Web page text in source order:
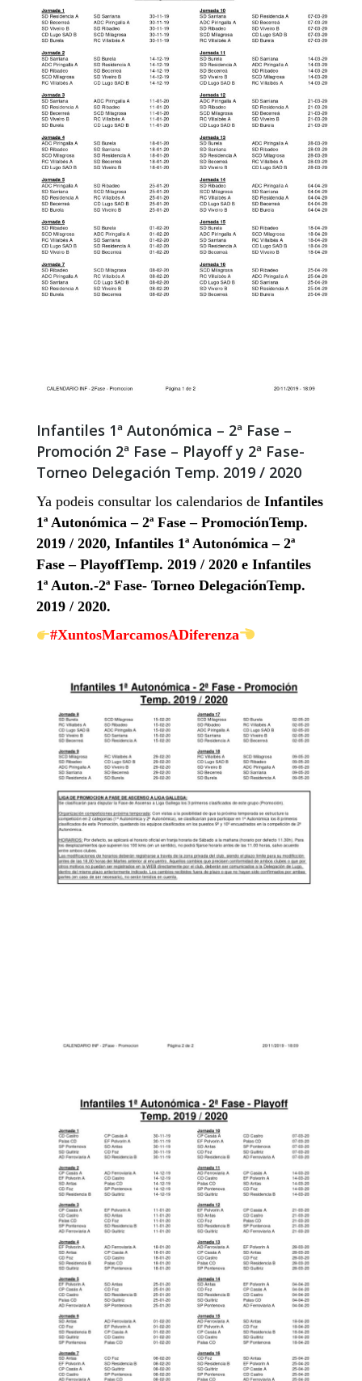
Infantiles 1ª Autonómica – 2ª Fase –
Promoción 2ª Fase – Playoff y 2ª Fase-
Torneo Delegación Temp. 2019 / 2020
Ya podeis consultar los calendarios de Infantiles
1ª Autonómica – 2ª Fase – PromociónTemp.
2019 / 2020, Infantiles 1ª Autonómica – 2ª
Fase – PlayoffTemp. 2019 / 2020 e Infantiles
1ª Auton.-2ª Fase- Torneo DelegaciónTemp.
2019 / 2020.
#XuntosMarcamosADiferenza